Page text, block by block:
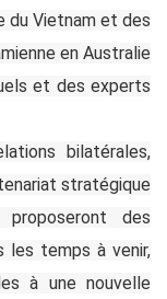
du Vietnam et des
en Australie
et des experts
bilatérales,
stratégique
des
les temps à venir,
à une nouvelle